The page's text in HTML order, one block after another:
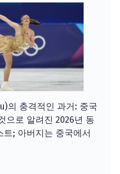
의 충격적인 과거: 중국
으로 알려진 2026년 동
; 아버지는 중국에서